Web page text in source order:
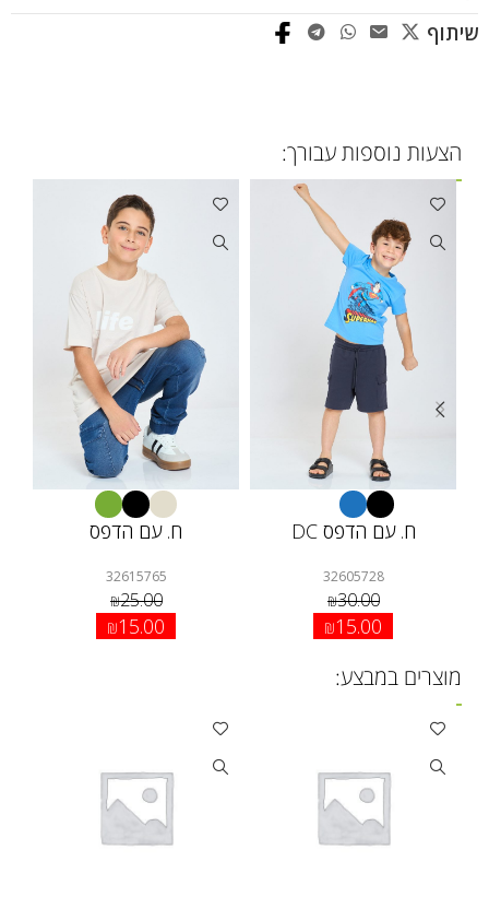
שיתוף
הצעות נוספות עבורך:
ח. עם הדפס DC
32605728
₪30.00
₪15.00
ח. עם הדפס
32615765
₪25.00
₪15.00
מוצרים במבצע: